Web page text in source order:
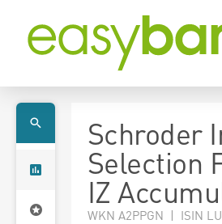
Schroder
Selection
IZ
WKN A2PPGN | ISIN